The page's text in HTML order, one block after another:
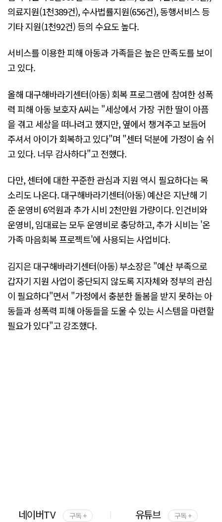
의료지원(1천389건), 수사법률지원(656건), 동행서비스 등
기타 지원(1천92건) 등의 수요도 높다.
서비스를 이용한 피해 아동과 가족들은 높은 만족도를 보이
고 있다.
올해 대구해바라기센터(아동) 회복 프로그램에 참여한 성폭
력 피해 아동 보호자 A씨는 "세상에서 가장 귀한 딸이 아픔
을 겪고 세상을 떠나려고 했지만, 옆에서 챙겨주고 보듬어
주셔서 아이가 회복하고 있다"며 "센터 덕분에 가정이 숨 쉬
고 있다. 너무 감사하다"고 전했다.
다만, 센터에 대한 꾸준한 관심과 지원 역시 필요하다는 목
소리도 나온다. 대구해바라기센터(아동) 예산은 지난해 기
준 운영비 6억원과 추가 시비 2천만원 가량이다. 인건비와
운영비, 임대료는 모두 운영비로 충당하고, 추가 시비는 '온
가족 마음회복 프로젝트'에 사용되는 사업비다.
김지은 대구해바라기센터(아동) 부소장은 "예산 부족으로
갑자기 지원 사업이 중단되지 않도록 지자체와 정부의 관심
이 필요하다"면서 "가정에서 충분한 돌봄을 받지 못하는 아
동들과 성폭력 피해 아동들을 도울 수 있는 시스템을 마련할
필요가 있다"고 강조했다.
네이버TV 구독 + 유튜브 구독 +